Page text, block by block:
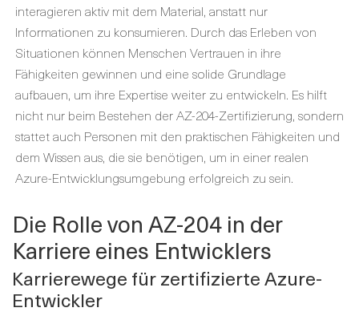
interagieren aktiv mit dem Material, anstatt nur
Informationen zu konsumieren. Durch das Erleben von
Situationen können Menschen Vertrauen in ihre
Fähigkeiten gewinnen und eine solide Grundlage
aufbauen, um ihre Expertise weiter zu entwickeln. Es hilft
nicht nur beim Bestehen der AZ-204-Zertifizierung, sondern
stattet auch Personen mit den praktischen Fähigkeiten und
dem Wissen aus, die sie benötigen, um in einer realen
Azure-Entwicklungsumgebung erfolgreich zu sein.
Die Rolle von AZ-204 in der
Karriere eines Entwicklers
Karrierewege für zertifizierte Azure-
Entwickler